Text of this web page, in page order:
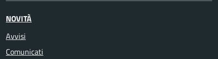
NOVITÀ
Avvisi
Comunicati